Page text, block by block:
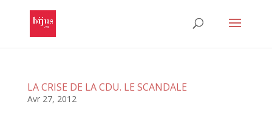
LA CRISE DE LA CDU. LE SCANDALE
Avr 27, 2012